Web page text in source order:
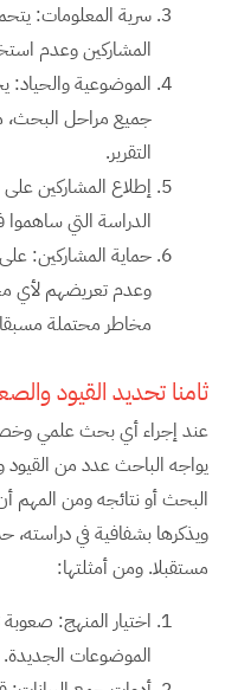
سرية المعلومات:
المشاركين وعدم
الموضوعية
جميع مراحل البحث،
التقرير.
إطلاع المشاركين
الدراسة التي ساهموا
حماية المشاركين:
وعدم تعريضهم لأي
مخاطر محتملة مسبقا
ثامنا تحديد القيود
عند إجراء أي بحث علمي
يواجه الباحث عدد من القيود
البحث أو نتائجه ومن المهم
ويذكرها بشفافية في دراسته،
مستقبلا. ومن أمثلتها:
اختيار المنهج:
الموضوعات الجديدة.